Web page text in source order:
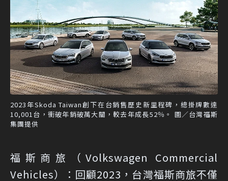
2023年Skoda Taiwan創下在台銷售歷史新里程碑，總掛牌數達
10,001台，衝破年銷破萬大關，較去年成長52％。 圖／台灣福斯
集團提供
福斯商旅（Volkswagen Commercial
Vehicles）：回顧2023，台灣福斯商旅不僅